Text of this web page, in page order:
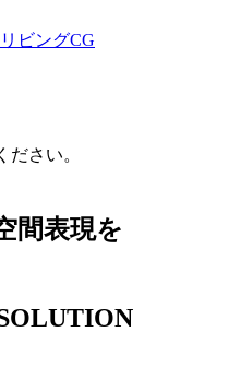
さい。
間表現を